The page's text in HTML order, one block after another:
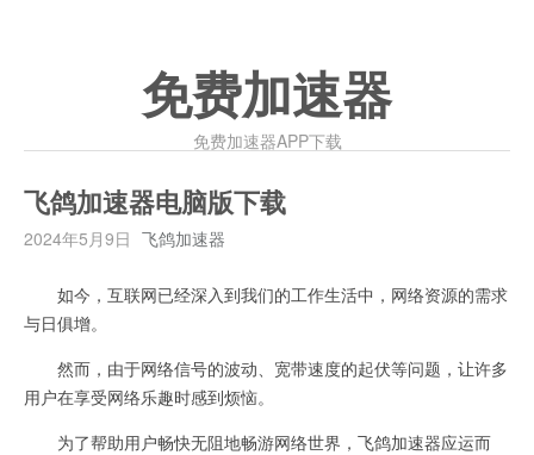
免费加速器
免费加速器APP下载
飞鸽加速器电脑版下载
2024年5月9日 飞鸽加速器
如今，互联网已经深入到我们的工作生活中，网络资源的需求
与日俱增。
然而，由于网络信号的波动、宽带速度的起伏等问题，让许多
用户在享受网络乐趣时感到烦恼。
为了帮助用户畅快无阻地畅游网络世界，飞鸽加速器应运而